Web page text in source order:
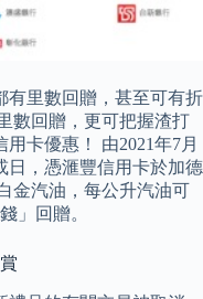
有里數回贈，甚至可有折
數回贈，更可把握渣打
卡優惠！ 由2021年7月
日，憑滙豐信用卡於加德
金汽油，每公升汽油可
」回贈。